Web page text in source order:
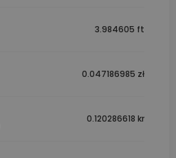
3.984605 ft
0.047186985 zł
0.120286618 kr